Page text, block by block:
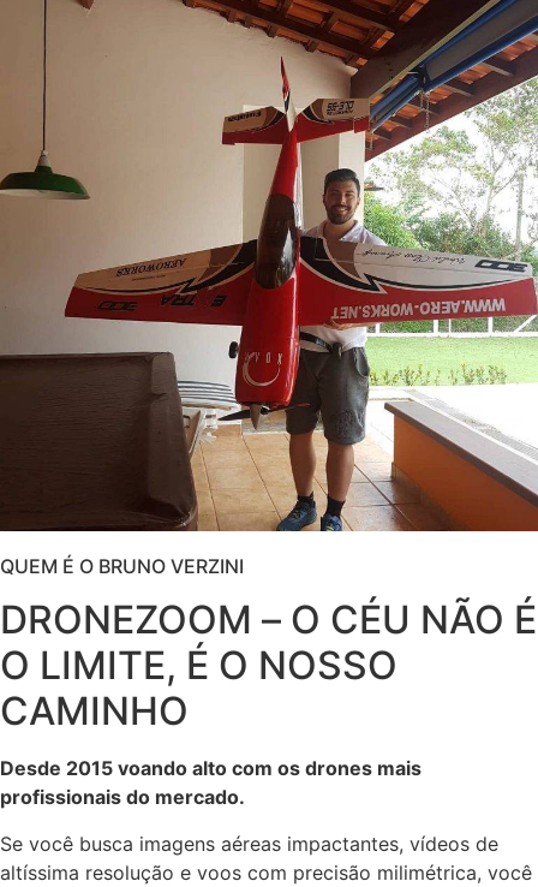
QUEM É O BRUNO VERZINI
DRONEZOOM – O CÉU NÃO É
O LIMITE, É O NOSSO
CAMINHO
Desde 2015 voando alto com os drones mais
profissionais do mercado.
Se você busca imagens aéreas impactantes, vídeos de
altíssima resolução e voos com precisão milimétrica, você